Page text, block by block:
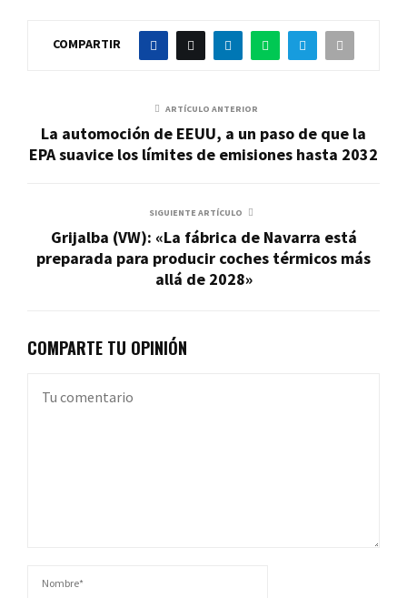
COMPARTIR
ARTÍCULO ANTERIOR
La automoción de EEUU, a un paso de que la
EPA suavice los límites de emisiones hasta 2032
SIGUIENTE ARTÍCULO
Grijalba (VW): «La fábrica de Navarra está
preparada para producir coches térmicos más
allá de 2028»
COMPARTE TU OPINIÓN